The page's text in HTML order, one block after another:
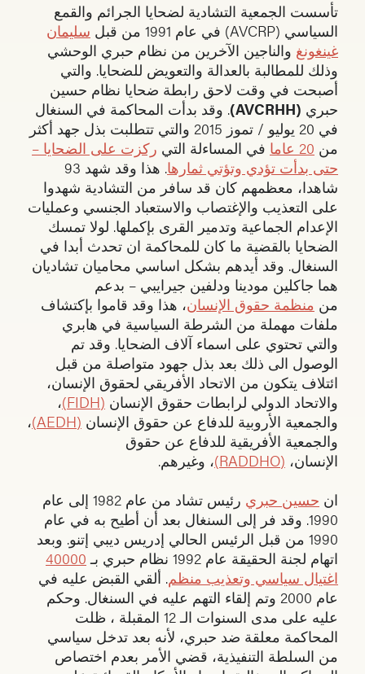
تأسست الجمعية التشادية لضحايا الجرائم والقمع
السياسي (AVCRP) في عام 1991 من قبل
سليمان
غينغونغ والناجين الآخرين من نظام حبري الوحشي
وذلك للمطالبة بالعدالة والتعويض للضحايا. والتي
أصبحت في وقت لاحق رابطة ضحايا نظام حسين
حبري (AVCRHH)
. وقد بدأت المحاكمة في السنغال
في 20 يوليو / تموز 2015 والتي تتطلبت بذل جهد أكثر
من 20 عاما في المساءلة التي ركزت على الضحايا –
حتى بدأت تؤدي وتؤتي ثمارها
. هذا وقد شهد 93
شاهدا، معظمهم كان قد سافر من التشادية شهدوا
على التعذيب والإغتصاب والاستعباد الجنسي وعمليات
الإعدام الجماعية وتدمير القرى بإكملها. لولا تمسك
الضحايا بالقضية ما كان للمحاكمة ان تحدث أبدا في
السنغال. وقد أيدهم بشكل اساسي محاميان تشاديان
هما جاكلين مودينا ودلفين جيرايبي – بدعم
من منظمة حقوق الإنسان، هذا وقد قاموا بإكتشاف
ملفات مهملة من الشرطة السياسية في هابري
والتي تحتوي على اسماء آلاف الضحايا. وقد تم
الوصول الى ذلك بعد بذل جهود متواصلة من قبل
ائتلاف يتكون من الاتحاد الأفريقي لحقوق الإنسان،
والاتحاد الدولي لرابطات حقوق الإنسان (FIDH)
،
والجمعية الأروبية للدفاع عن حقوق الإنسان (AEDH)
،
والجمعية الأفريقية للدفاع عن حقوق
الإنسان، (RADDHO)
، وغيرهم.
ان حسين حبري
رئيس تشاد من عام 1982 إلى عام
1990. وقد فر إلى السنغال بعد أن أطيح به في عام
1990 من قبل الرئيس الحالي إدريس ديبي إتنو. وبعد
اتهام لجنة الحقيقة عام 1992 نظام حبري بـ
40000
اغتيال سياسي وتعذيب منظم. ألقي القبض عليه في
عام 2000 وتم إلقاء التهم عليه في السنغال. وحكم
عليه على مدى السنوات الـ 12 المقبلة ، ظلت
المحاكمة معلقة ضد حبري، لأنه بعد تدخل سياسي
من السلطة التنفيذية، قضي الأمر بعدم اختصاص